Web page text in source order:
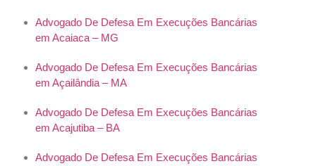
Advogado De Defesa Em Execuções Bancárias
em Acaiaca – MG
Advogado De Defesa Em Execuções Bancárias
em Açailândia – MA
Advogado De Defesa Em Execuções Bancárias
em Acajutiba – BA
Advogado De Defesa Em Execuções Bancárias